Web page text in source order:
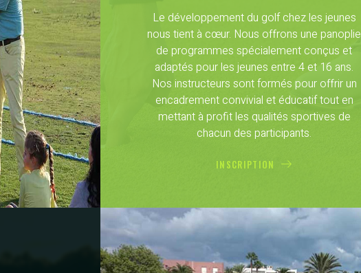
Le développement du golf chez les jeunes
nous tient à cœur. Nous offrons une panoplie
de programmes spécialement conçus et
adaptés pour les jeunes entre 4 et 16 ans.
Nos instructeurs sont formés pour offrir un
encadrement convivial et éducatif tout en
mettant à profit les qualités sportives de
chacun des participants.
INSCRIPTION